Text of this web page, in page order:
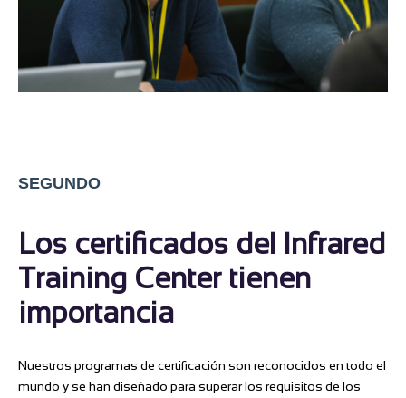
SEGUNDO
Los certificados del Infrared
Training Center tienen
importancia
Nuestros programas de certificación son reconocidos en todo el
mundo y se han diseñado para superar los requisitos de los